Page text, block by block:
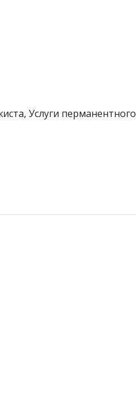
Услуги перманентного